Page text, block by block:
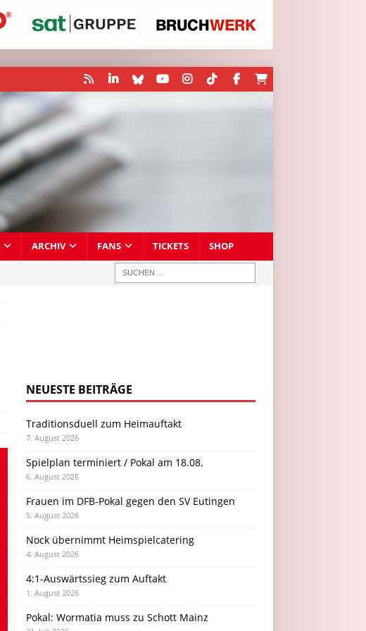
ARCHIV FANS TICKETS SHOP
NEUESTE BEITRÄGE
Traditionsduell zum Heimauftakt
7. August 2026
Spielplan terminiert / Pokal am 18.08.
6. August 2026
Frauen im DFB-Pokal gegen den SV Eutingen
5. August 2026
Nock übernimmt Heimspielcatering
4. August 2026
4:1-Auswärtssieg zum Auftakt
1. August 2026
Pokal: Wormatia muss zu Schott Mainz